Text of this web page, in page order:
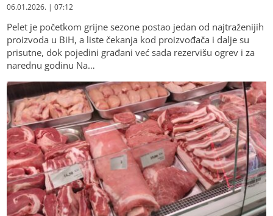
06.01.2026. | 07:12
Pelet je početkom grijne sezone postao jedan od najtraženijih
proizvoda u BiH, a liste čekanja kod proizvođača i dalje su
prisutne, dok pojedini građani već sada rezervišu ogrev i za
narednu godinu Na…